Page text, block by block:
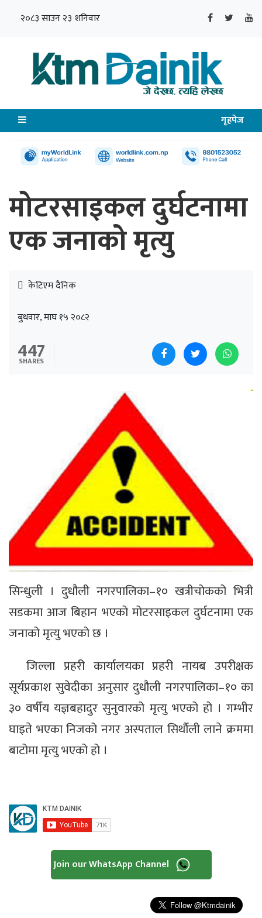
२०८३ साउन २३ शनिवार
गृहपेज
मोटरसाइकल दुर्घटनामा
एक जनाको मृत्यु
केटिएम दैनिक
बुधवार, माघ १५ २०८२
447
SHARES
सिन्धुली । दुधौली नगरपालिका–१० खत्रीचोकको भित्री
सडकमा आज बिहान भएको मोटरसाइकल दुर्घटनामा एक
जनाको मृत्यु भएको छ ।
जिल्ला प्रहरी कार्यालयका प्रहरी नायब उपरीक्षक
सूर्यप्रकाश सुवेदीका अनुसार दुधौली नगरपालिका–१० का
३० वर्षीय यज्ञबहादुर सुनुवारको मृत्यु भएको हो । गम्भीर
घाइते भएका निजको नगर अस्पताल सिर्थौली लाने क्रममा
बाटोमा मृत्यु भएको हो ।
Join our WhatsApp Channel